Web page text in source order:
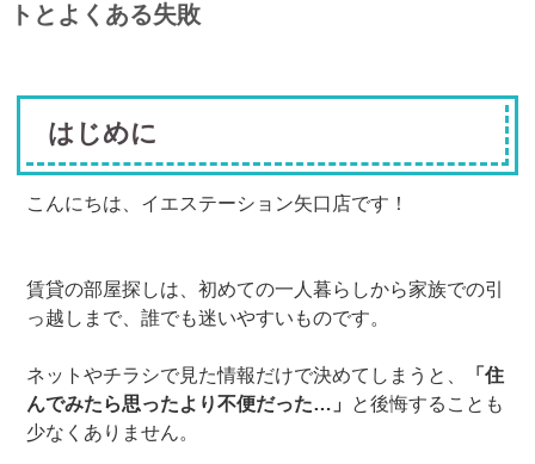
トとよくある失敗
はじめに
こんにちは、イエステーション矢口店です！
賃貸の部屋探しは、初めての一人暮らしから家族での引
っ越しまで、誰でも迷いやすいものです。
ネットやチラシで見た情報だけで決めてしまうと、
「住
んでみたら思ったより不便だった…」 と後悔することも
少なくありません。